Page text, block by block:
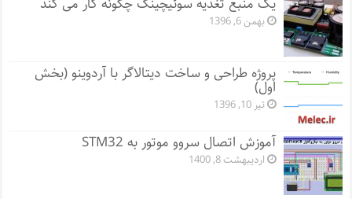
بهمن 6, 1396
پروژه طراحی و ساخت دیتالاگر با آردوینو (بخش
اول)
تیر 10, 1396
آموزش اتصال سروو موتور به STM32
اردیبهشت 8, 1400